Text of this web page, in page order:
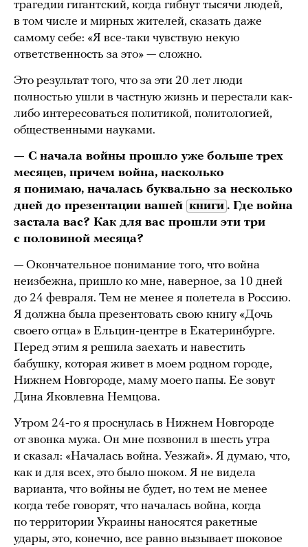
трагедии гигантский, когда гибнут тысячи людей,
в том числе и мирных жителей, сказать даже
самому себе: «Я все-таки чувствую некую
ответственность за это» — сложно.
Это результат того, что за эти 20 лет люди
полностью ушли в частную жизнь и перестали как-
либо интересоваться политикой, политологией,
общественными науками.
— С начала войны прошло уже больше трех
месяцев, причем война, насколько
я понимаю, началась буквально за несколько
дней до презентации вашей книги . Где война
застала вас? Как для вас прошли эти три
с половиной месяца?
— Окончательное понимание того, что война
неизбежна, пришло ко мне, наверное, за 10 дней
до 24 февраля. Тем не менее я полетела в Россию.
Я должна была презентовать свою книгу «Дочь
своего отца» в Ельцин-центре в Екатеринбурге.
Перед этим я решила заехать и навестить
бабушку, которая живет в моем родном городе,
Нижнем Новгороде, маму моего папы. Ее зовут
Дина Яковлевна Немцова.
Утром 24-го я проснулась в Нижнем Новгороде
от звонка мужа. Он мне позвонил в шесть утра
и сказал: «Началась война. Уезжай». Я думаю, что,
как и для всех, это было шоком. Я не видела
варианта, что войны не будет, но тем не менее
когда тебе говорят, что началась война, когда
по территории Украины наносятся ракетные
удары, это, конечно, все равно вызывает шоковое